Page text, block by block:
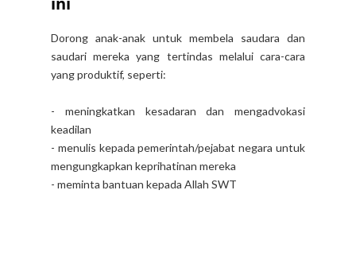
Dorong anak-anak untuk membela saudara dan
saudari mereka yang tertindas melalui cara-cara
yang produktif, seperti:
- meningkatkan kesadaran dan mengadvokasi
keadilan
- menulis kepada pemerintah/pejabat negara untuk
mengungkapkan keprihatinan mereka
- meminta bantuan kepada Allah SWT